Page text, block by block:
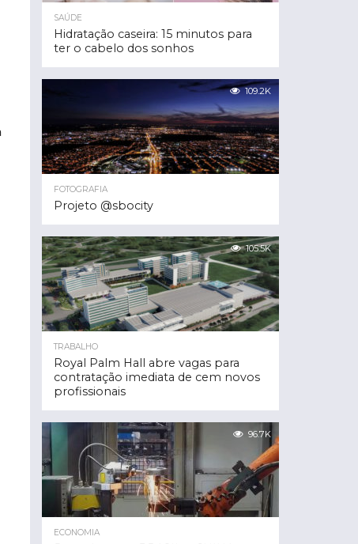
SAÚDE
Hidratação caseira: 15 minutos para
ter o cabelo dos sonhos
109.2K
FOTOGRAFIA
Projeto @sbocity
105.5K
TRABALHO
Royal Palm Hall abre vagas para
contratação imediata de cem novos
profissionais
96.7K
ECONOMIA